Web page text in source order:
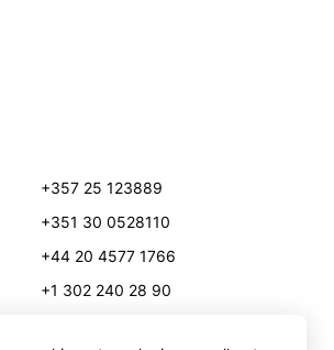
+357 25 123889
+351 30 0528110
+44 20 4577 1766
+1 302 240 28 90